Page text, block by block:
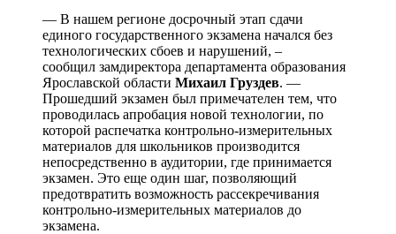
— В нашем регионе досрочный этап сдачи
единого государственного экзамена начался без
технологических сбоев и нарушений, –
сообщил замдиректора департамента образования
Ярославской области Михаил Груздев. —
Прошедший экзамен был примечателен тем, что
проводилась апробация новой технологии, по
которой распечатка контрольно-измерительных
материалов для школьников производится
непосредственно в аудитории, где принимается
экзамен. Это еще один шаг, позволяющий
предотвратить возможность рассекречивания
контрольно-измерительных материалов до
экзамена.